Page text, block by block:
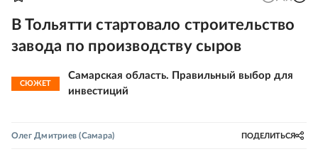
В Тольятти стартовало строительство
завода по производству сыров
СЮЖЕТ
Самарская область. Правильный выбор для
инвестиций
Олег Дмитриев (Самара) ПОДЕЛИТЬСЯ